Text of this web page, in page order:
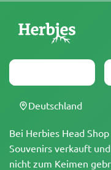
Bei Herbies Head
Souvenirs verkauft
nicht zum Keimen
Deutschland